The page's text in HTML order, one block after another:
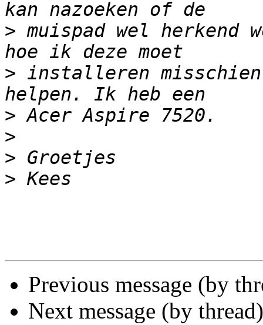
> muispad wel
> installeren
>
>
>
>
Previous message (by
Next message (by